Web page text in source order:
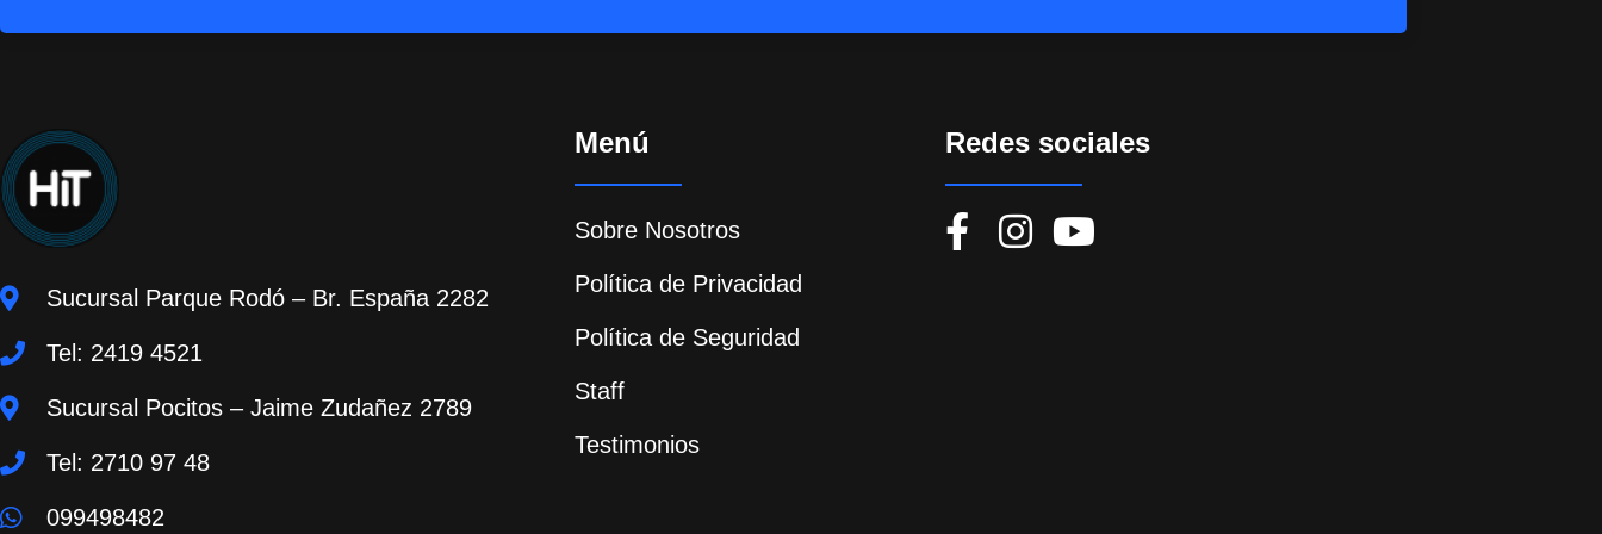
Sucursal Parque Rodó – Br. España 2282
Tel: 2419 4521
Sucursal Pocitos – Jaime Zudañez 2789
Tel: 2710 97 48
099498482
Menú
Sobre Nosotros
Política de Privacidad
Política de Seguridad
Staff
Testimonios
Redes sociales